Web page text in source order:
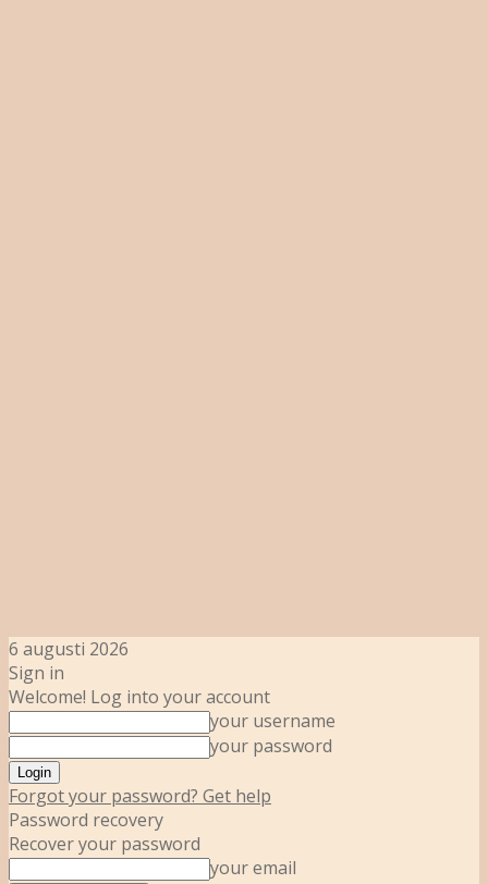
6 augusti 2026
Sign in
Welcome! Log into your account
your username
your password
Forgot your password? Get help
Password recovery
Recover your password
your email